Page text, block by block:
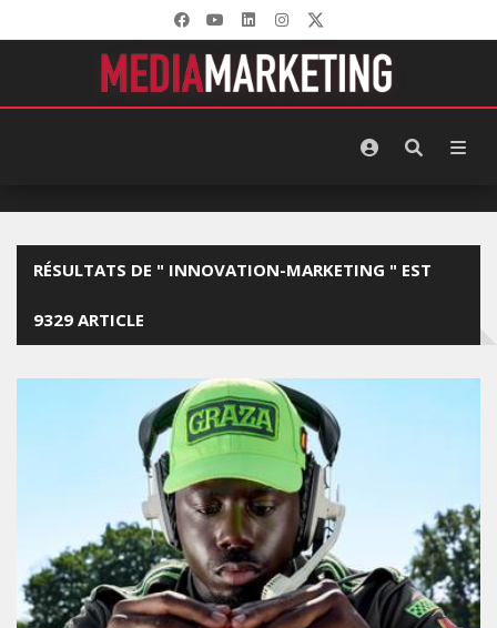
RÉSULTATS DE " INNOVATION-MARKETING " EST
9329 ARTICLE